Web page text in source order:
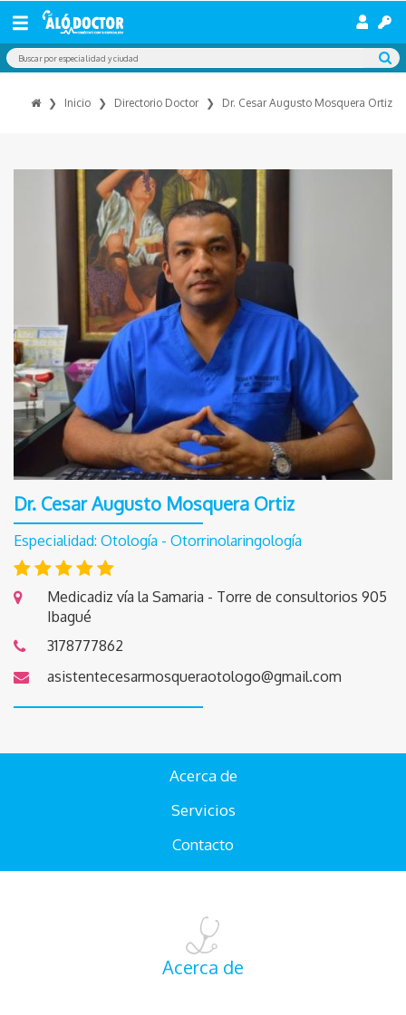
Inicio Directorio Doctor Dr. Cesar Augusto Mosquera Ortiz
Dr. Cesar Augusto Mosquera Ortiz
Especialidad: Otología - Otorrinolaringología
Medicadiz vía la Samaria - Torre de consultorios 905
Ibagué
3178777862
asistentecesarmosqueraotologo@gmail.com
Acerca de
Servicios
Contacto
Acerca de